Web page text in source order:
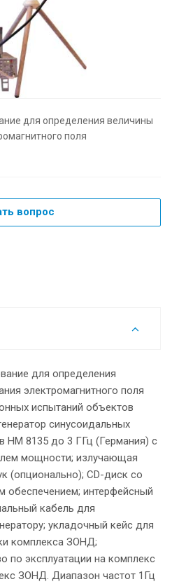
для определения величины
поля
вопрос
для определения
электромагнитного поля
испытаний объектов
синусоидальных
HM 8135 до 3 ГГц (Германия) с
мощности; излучающая
(опционально); CD-диск со
обеспечением; интерфейсный
кабель для
укладочный кейс для
комплекса ЗОНД;
по эксплуатации на комплекс
ЗОНД. Диапазон частот 1Гц